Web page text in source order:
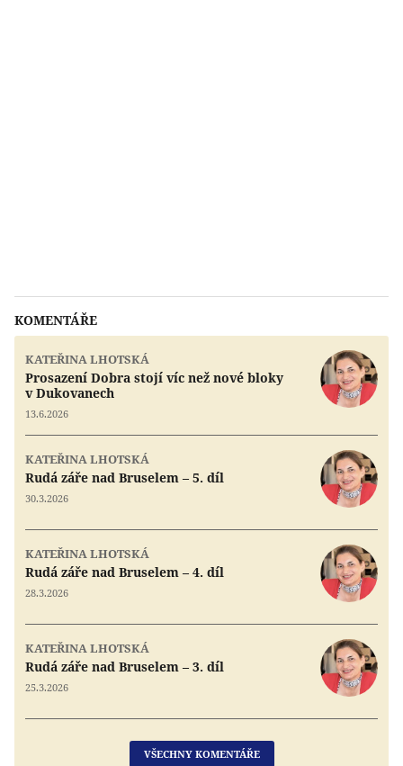
KOMENTÁŘE
KATEŘINA LHOTSKÁ
Prosazení Dobra stojí víc než nové bloky
v Dukovanech
13.6.2026
KATEŘINA LHOTSKÁ
Rudá záře nad Bruselem – 5. díl
30.3.2026
KATEŘINA LHOTSKÁ
Rudá záře nad Bruselem – 4. díl
28.3.2026
KATEŘINA LHOTSKÁ
Rudá záře nad Bruselem – 3. díl
25.3.2026
VŠECHNY KOMENTÁŘE